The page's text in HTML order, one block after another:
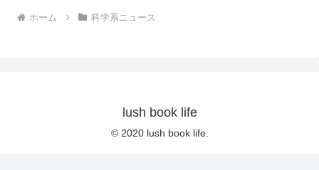
ホーム 科学系ニュース
lush book life
© 2020 lush book life.